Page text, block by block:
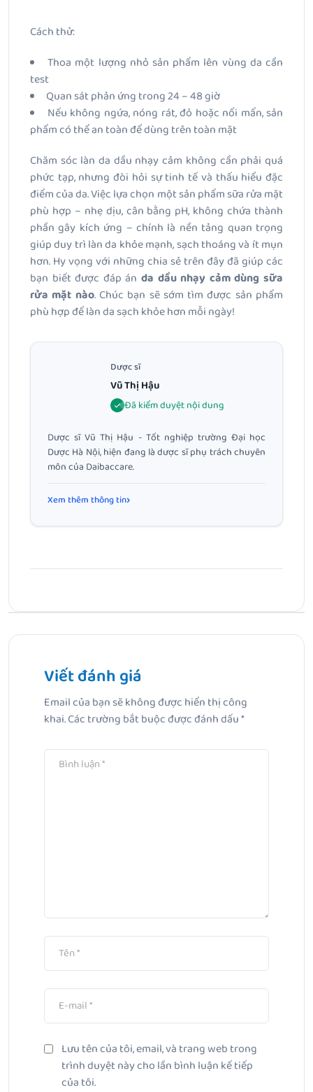
Cách thử:
Thoa một lượng nhỏ sản phẩm lên vùng da cần
test
Quan sát phản ứng trong 24 – 48 giờ
Nếu không ngứa, nóng rát, đỏ hoặc nổi mẩn, sản
phẩm có thể an toàn để dùng trên toàn mặt
Chăm sóc làn da dầu nhạy cảm không cần phải quá
phức tạp, nhưng đòi hỏi sự tinh tế và thấu hiểu đặc
điểm của da. Việc lựa chọn một sản phẩm sữa rửa mặt
phù hợp – nhẹ dịu, cân bằng pH, không chứa thành
phần gây kích ứng – chính là nền tảng quan trọng
giúp duy trì làn da khỏe mạnh, sạch thoáng và ít mụn
hơn. Hy vọng với những chia sẻ trên đây đã giúp các
bạn biết được đáp án da dầu nhạy cảm dùng sữa
rửa mặt nào. Chúc bạn sẽ sớm tìm được sản phẩm
phù hợp để làn da sạch khỏe hơn mỗi ngày!
Dược sĩ
Vũ Thị Hậu
Đã kiểm duyệt nội dung
Dược sĩ Vũ Thị Hậu - Tốt nghiệp trường Đại học
Dược Hà Nội, hiện đang là dược sĩ phụ trách chuyên
môn của Daibaccare.
Xem thêm thông tin
Dưỡng thể trắng da không nuôi lông: Top 5 sản phẩm
Bài Tiếp Theo
Top 10 sữa dưỡng thể cho da nhạy cảm được lựa chọn
Viết đánh giá
Email của bạn sẽ không được hiển thị công
khai.Các trường bắt buộc được đánh dấu*
Lưu tên của tôi, email, và trang web trong
trình duyệt này cho lần bình luận kế tiếp
của tôi.